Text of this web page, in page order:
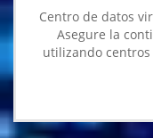
Centro de datos
Asegure la
utilizando